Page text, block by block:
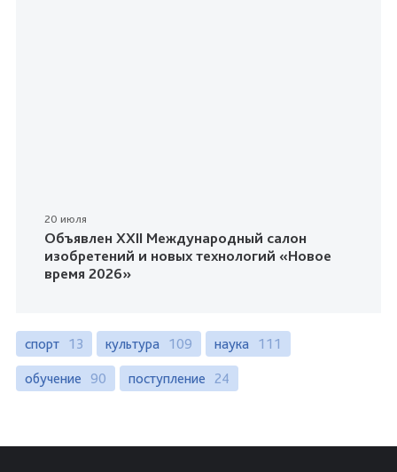
20 июля
Объявлен XXII Международный салон
изобретений и новых технологий «Новое
время 2026»
спорт 13 культура 109 наука 111
обучение 90 поступление 24